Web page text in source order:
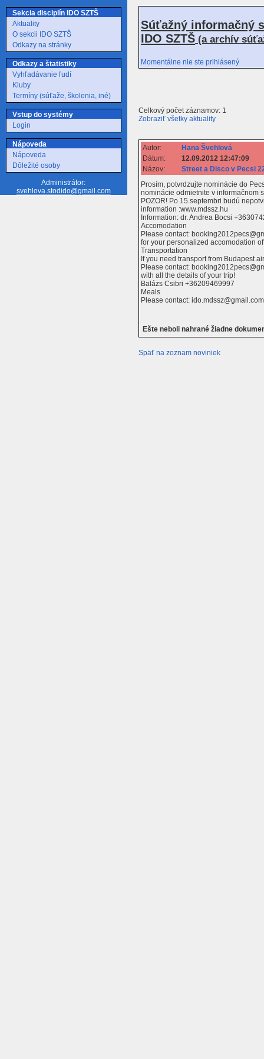
Sekcia disciplín IDO SZTŠ
Aktuality
O sekcii IDO SZTŠ
Odkazy na stránky
Odkazy a štatistiky
Vyhľadávanie ľudí
Kluby
Termíny (súťaže, školenia, iné)
Vstup do systémy
Login
Nápoveda
Nápoveda
Dôležité osoby
Administrátor:
svehlova.stodido@gmail.com
Súťažný informačný
IDO SZTŠ (a archív
Momentálne nie ste prihlásený
Celkový počet záznamov: 1
Zobraziť všetky aktuality
Autor:
Hana Švehlová
Dátum:
12.09.2012 12:47:09
Názov:
Street a Disco v Pecsi
Prosím, potvrdzujte nominácie do
nominácie odmietnite v informačnom
POZOR! Po 15.septembri budú
information :www.mdssz.hu
Information: dr. Andrea Bocsi
Accomodation
Please contact:
for your personalized accomodation
Transportation
If you need transport from Budapest
Please contact:
with all the details of your trip!
Balázs Csibri +36209469997
Meals
Please contact: ido.mdssz@gmail.com
Ešte neboli nahrané žiadne
Späť na zoznam noviniek